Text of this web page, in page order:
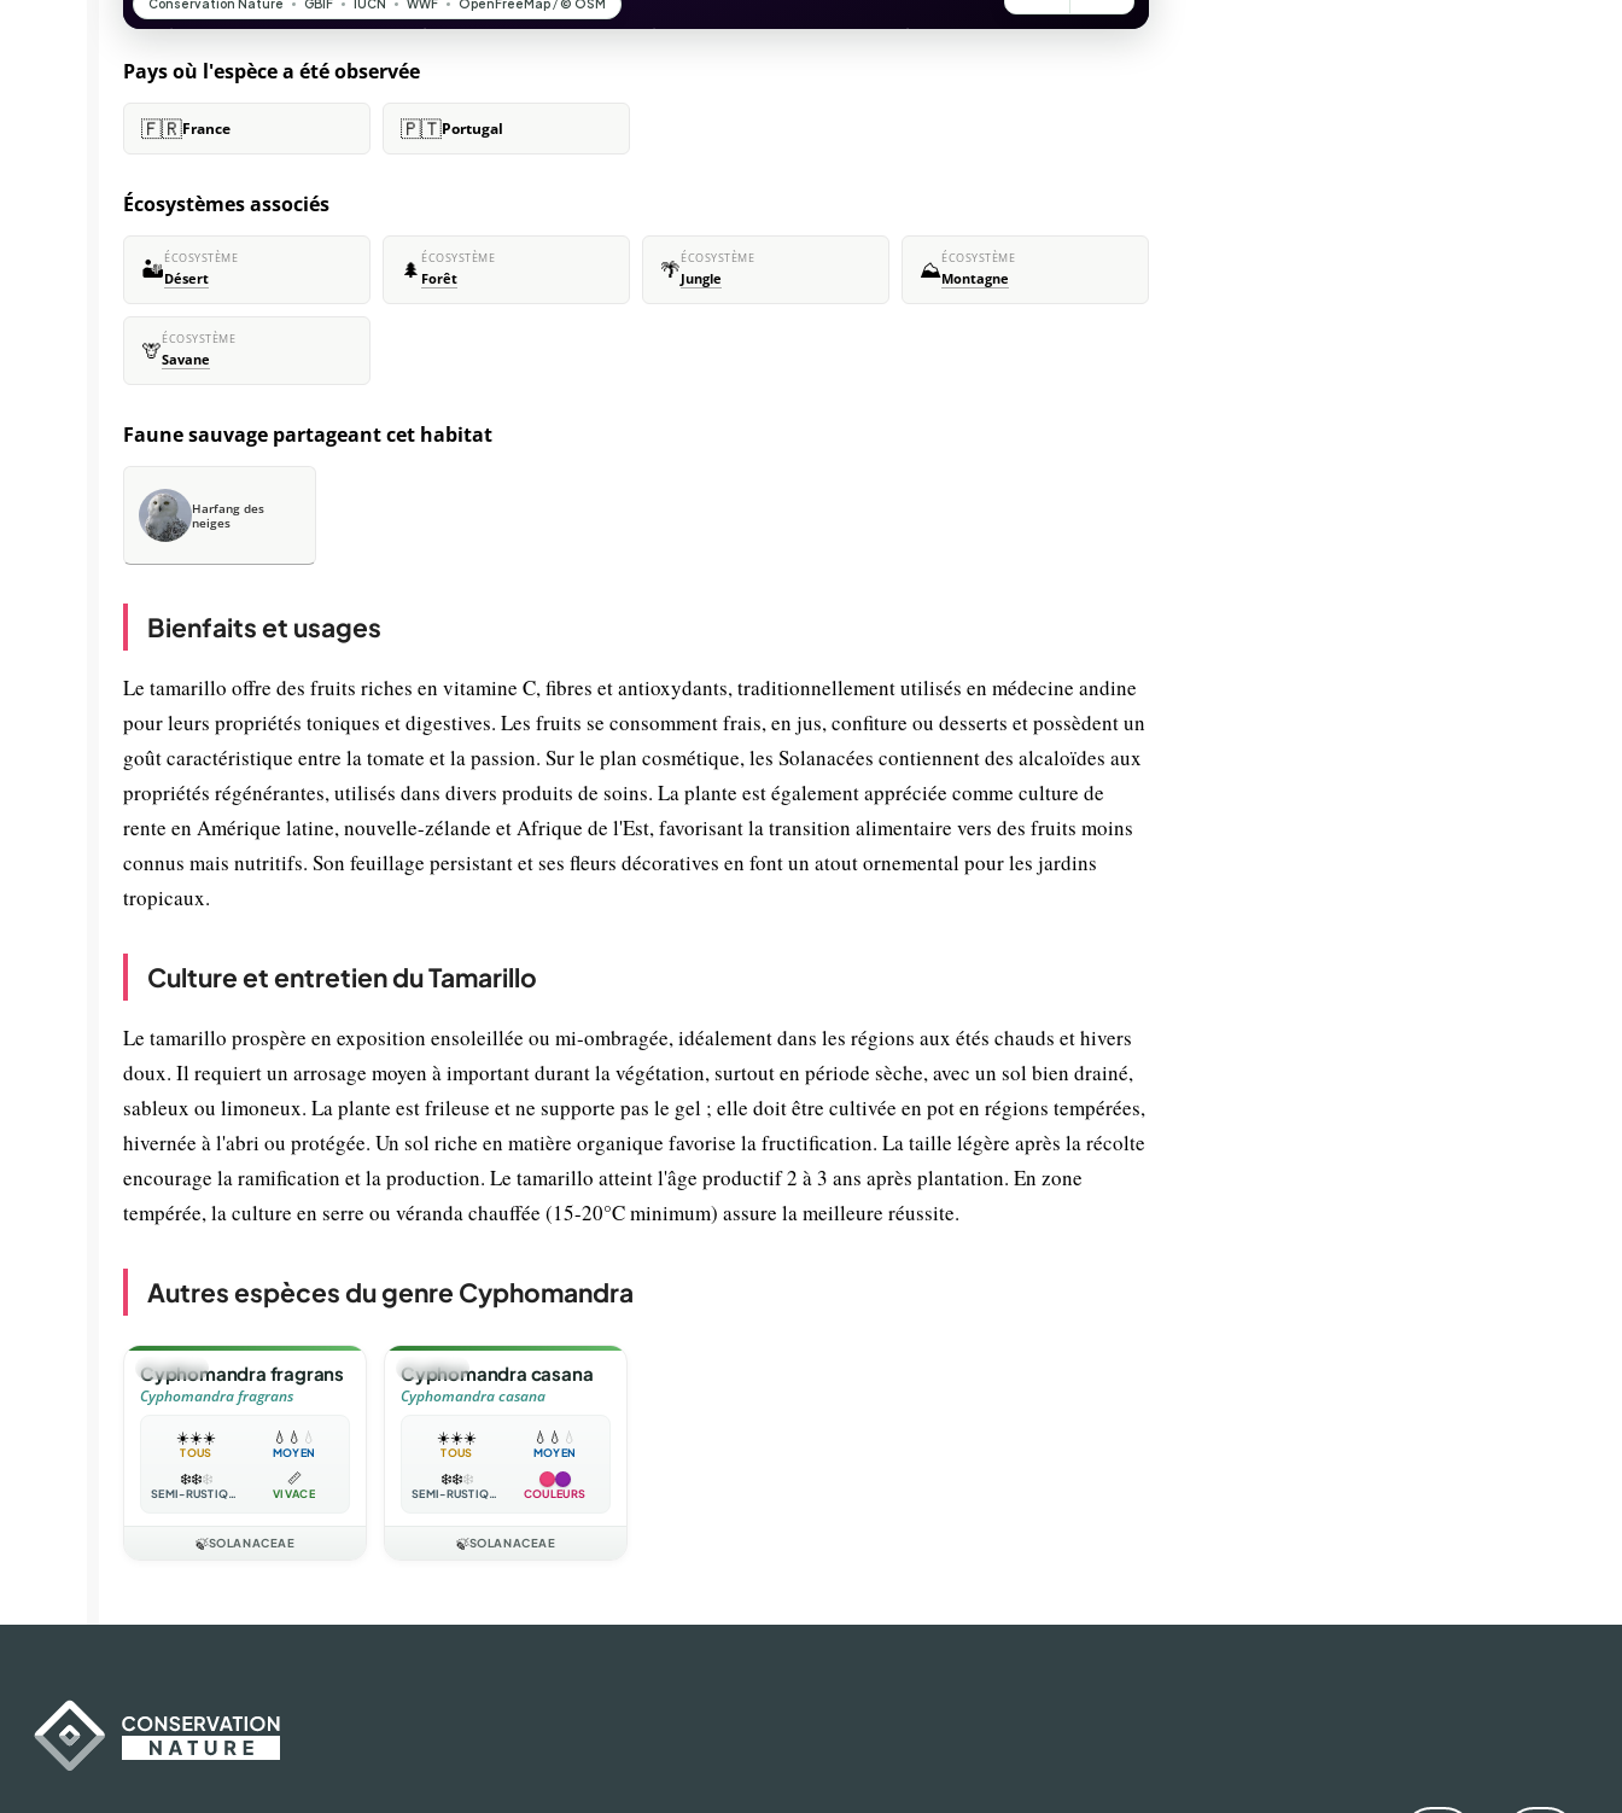
Pays où l'espèce a été observée
🇫🇷France 🇵🇹Portugal
Écosystèmes associés
🏜️ÉCOSYSTÈME
Désert 🌲 ÉCOSYSTÈME
Forêt 🌴ÉCOSYSTÈME
Jungle ⛰️ÉCOSYSTÈME
Montagne
🦒ÉCOSYSTÈME
Savane
Faune sauvage partageant cet habitat
Harfang des
neiges
Bienfaits et usages
Le tamarillo offre des fruits riches en vitamine C, fibres et antioxydants, traditionnellement utilisés en médecine andine
pour leurs propriétés toniques et digestives. Les fruits se consomment frais, en jus, confiture ou desserts et possèdent un
goût caractéristique entre la tomate et la passion. Sur le plan cosmétique, les Solanacées contiennent des alcaloïdes aux
propriétés régénérantes, utilisés dans divers produits de soins. La plante est également appréciée comme culture de
rente en Amérique latine, nouvelle-zélande et Afrique de l'Est, favorisant la transition alimentaire vers des fruits moins
connus mais nutritifs. Son feuillage persistant et ses fleurs décoratives en font un atout ornemental pour les jardins
tropicaux.
Culture et entretien du Tamarillo
Le tamarillo prospère en exposition ensoleillée ou mi-ombragée, idéalement dans les régions aux étés chauds et hivers
doux. Il requiert un arrosage moyen à important durant la végétation, surtout en période sèche, avec un sol bien drainé,
sableux ou limoneux. La plante est frileuse et ne supporte pas le gel ; elle doit être cultivée en pot en régions tempérées,
hivernée à l'abri ou protégée. Un sol riche en matière organique favorise la fructification. La taille légère après la récolte
encourage la ramification et la production. Le tamarillo atteint l'âge productif 2 à 3 ans après plantation. En zone
tempérée, la culture en serre ou véranda chauffée (15-20°C minimum) assure la meilleure réussite.
Autres espèces du genre Cyphomandra
🌳ARBRE
Cyphomandra fragrans
Cyphomandra fragrans
☀️☀️☀️
TOUS
💧 💧 💧
MOYEN
❄️❄️❄️
SEMI-RUSTIQUE
📏
VIVACE
🍃SOLANACEAE
🌳ARBRE
Cyphomandra casana
Cyphomandra casana
☀️☀️☀️
TOUS
💧 💧 💧
MOYEN
❄️❄️❄️
SEMI-RUSTIQUE COULEURS
🍃SOLANACEAE